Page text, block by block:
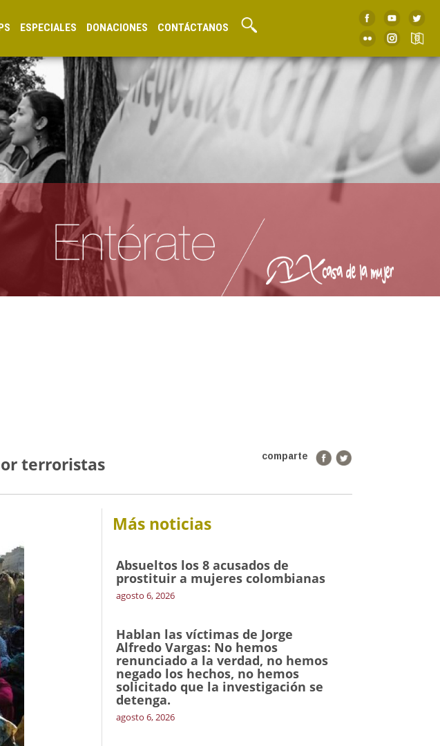
ESPECIALES DONACIONES CONTÁCTANOS
comparte
terroristas
Más noticias
Absueltos los 8 acusados de
prostituir a mujeres colombianas
agosto 6, 2026
Hablan las víctimas de Jorge
Alfredo Vargas: No hemos
renunciado a la verdad, no hemos
negado los hechos, no hemos
solicitado que la investigación se
detenga.
agosto 6, 2026